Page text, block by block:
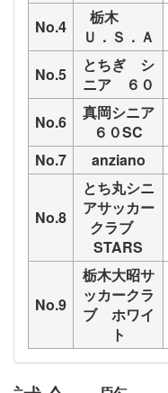
No.4
栃木
Ｕ．Ｓ．Ａ
No.5
とちぎ シ
ニア ６０
No.6
真岡シニア
６０SC
No.7
anziano
No.8
とち丸シニ
アサッカー
クラブ
STARS
No.9
栃木大昭サ
ッカークラ
ブ ホワイ
ト